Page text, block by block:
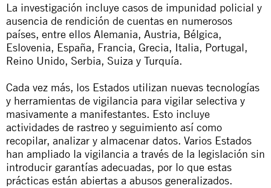
La investigación incluye casos de impunidad policial y
ausencia de rendición de cuentas en numerosos
países, entre ellos Alemania, Austria, Bélgica,
Eslovenia, España, Francia, Grecia, Italia, Portugal,
Reino Unido, Serbia, Suiza y Turquía.
Cada vez más, los Estados utilizan nuevas tecnologías
y herramientas de vigilancia para vigilar selectiva y
masivamente a manifestantes. Esto incluye
actividades de rastreo y seguimiento así como
recopilar, analizar y almacenar datos. Varios Estados
han ampliado la vigilancia a través de la legislación sin
introducir garantías adecuadas, por lo que estas
prácticas están abiertas a abusos generalizados.